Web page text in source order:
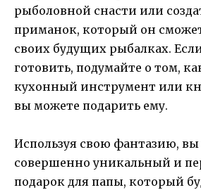
рыболовной снасти или
приманок, который он
своих будущих рыбалках.
готовить, подумайте о том,
кухонный инструмент или
вы можете подарить ему.
Используя свою фантазию, вы
совершенно уникальный и
подарок для папы, который